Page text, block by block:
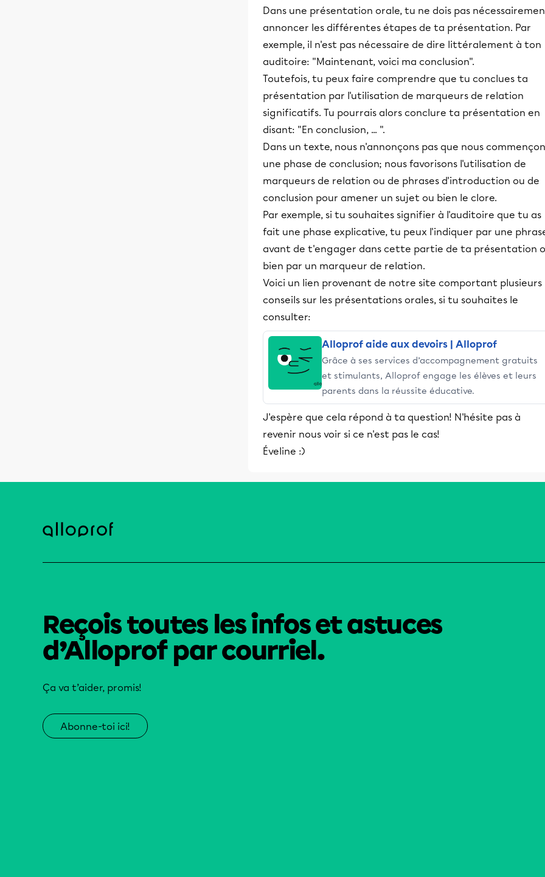
Dans une présentation orale, tu ne dois pas
annoncer les différentes étapes de ta présentation. Par
exemple, il n'est pas nécessaire de dire littéralement à ton
auditoire: "Maintenant, voici ma conclusion".
Toutefois, tu peux faire comprendre que tu conclues ta
présentation par l'utilisation de marqueurs de relation
significatifs. Tu pourrais alors conclure ta présentation en
disant: "En conclusion, ... ".
Dans un texte, nous n'annonçons pas que nous
une phase de conclusion; nous favorisons l'utilisation de
marqueurs de relation ou de phrases d'introduction ou de
conclusion pour amener un sujet ou bien le clore.
Par exemple, si tu souhaites signifier à l'auditoire que tu as
fait une phase explicative, tu peux l'indiquer par une
avant de t'engager dans cette partie de ta présentation
bien par un marqueur de relation.
Voici un lien provenant de notre site comportant plusieurs
conseils sur les présentations orales, si tu souhaites le
consulter:
Alloprof aide aux devoirs | Alloprof
Grâce à ses services d’accompagnement gratuits
et stimulants, Alloprof engage les élèves et leurs
parents dans la réussite éducative.
J'espère que cela répond à ta question! N'hésite pas à
revenir nous voir si ce n'est pas le cas!
Éveline :)
Reçois toutes les infos et astuces
d’Alloprof par courriel.
Ça va t’aider, promis!
Abonne-toi ici!